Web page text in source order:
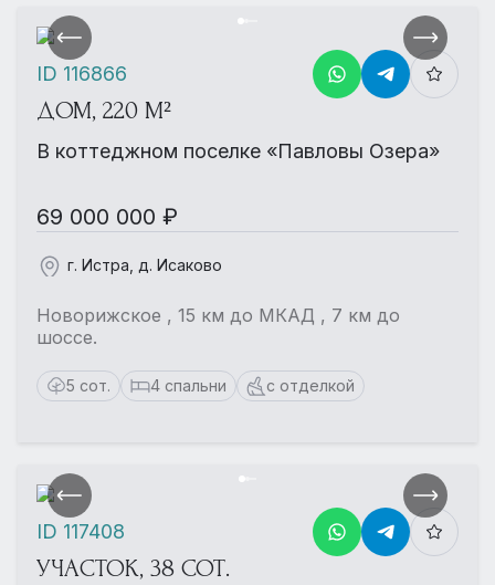
ДОМ, 220 М²
В коттеджном поселке «Павловы Озера»
69 000 000 ₽
г. Истра, д. Исаково
Новорижское , 15 км до МКАД , 7 км до
шоссе.
5 сот. 4 спальни с отделкой
ID 116866
УЧАСТОК, 38 СОТ.
ID 117408